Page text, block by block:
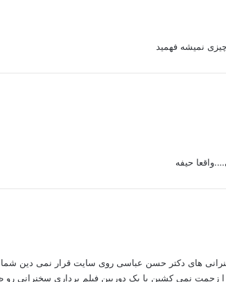
نمیشه فهمید
حیفه
های دکتر حسن عباسی روی سایت قرار نمی دین
نمی کشین با یک دوربین فیلم برداری سخنرانی رو